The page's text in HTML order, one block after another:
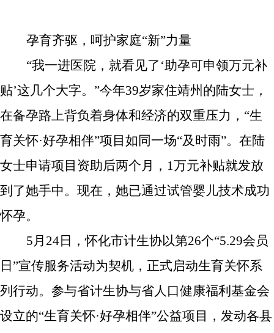
孕育齐驱，呵护家庭“新”力量
“我一进医院，就看见了‘助孕可申领万元补
贴’这几个大字。”今年39岁家住靖州的陆女士，
在备孕路上背负着身体和经济的双重压力， “生
育关怀·好孕相伴”项目如同一场“及时雨”。在陆
女士申请项目资助后两个月
，1万元补贴就发放
到了她手中。现在，她已通过试管婴儿技术成功
怀孕。
5月24日，怀化市计生协以第26个“5.29会员
日”宣传服务活动为契机，正式启动生育关怀系
列行动。参与省计生协与省人口健康福利基金会
设立的“生育关怀·好孕相伴”公益项目，发动各县